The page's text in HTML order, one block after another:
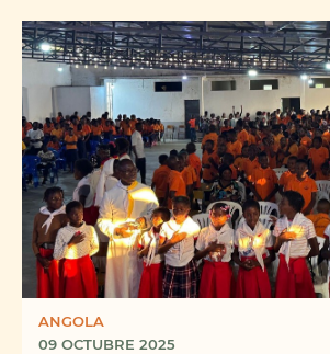
ANGOLA
09 OCTUBRE 2025